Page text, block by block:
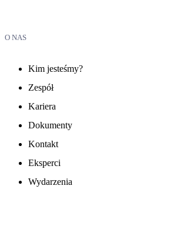
O NAS
Kim jesteśmy?
Zespół
Kariera
Dokumenty
Kontakt
Eksperci
Wydarzenia